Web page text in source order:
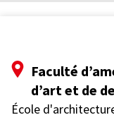
Faculté
d’art et de
École